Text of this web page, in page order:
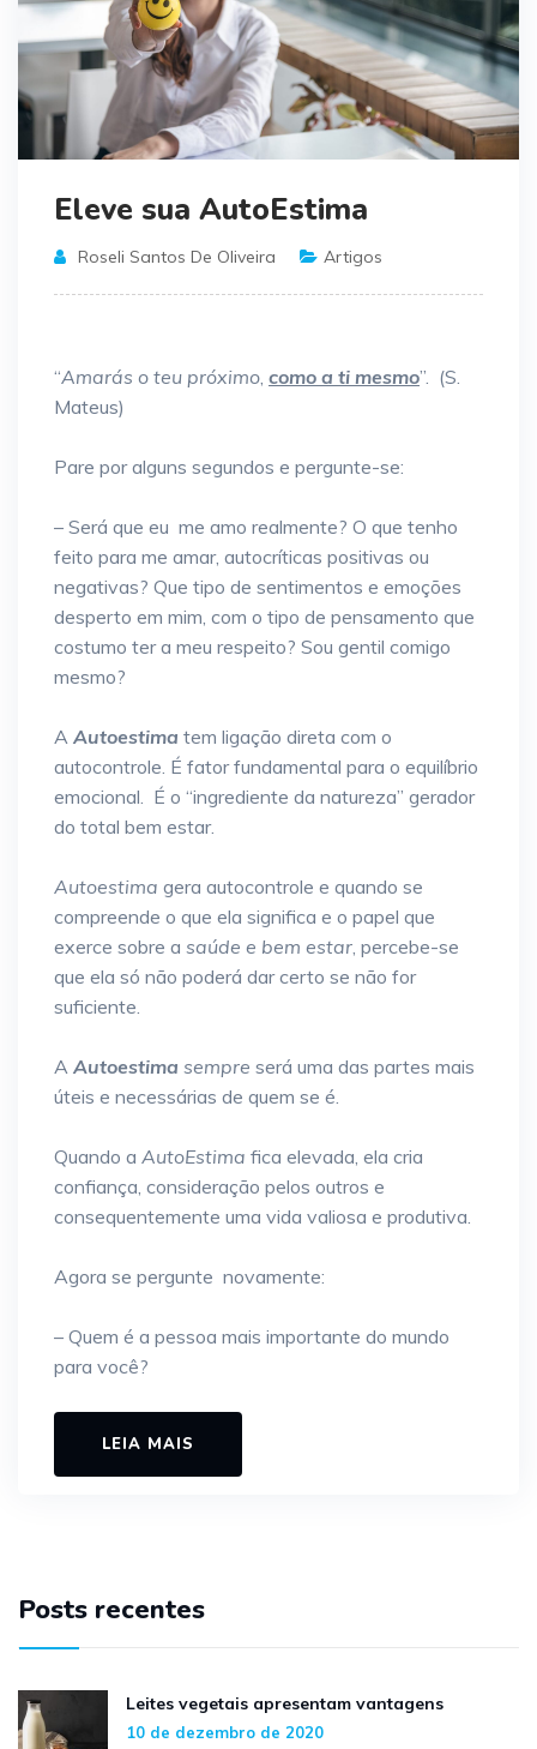
Eleve sua AutoEstima
Roseli Santos De Oliveira Artigos
“Amarás o teu próximo como a ti mesmo”. (S.
Mateus)
Pare por alguns segundos e pergunte-se:
– Será que eu me amo realmente? O que tenho
feito para me amar, autocríticas positivas ou
negativas? Que tipo de sentimentos e emoções
desperto em mim, com o tipo de pensamento que
costumo ter a meu respeito? Sou gentil comigo
mesmo?
A Autoestima tem ligação direta com o
autocontrole. É fator fundamental para o equilíbrio
emocional. É o “ingrediente da natureza” gerador
do total bem estar.
Autoestima gera autocontrole e quando se
compreende o que ela significa e o papel que
exerce sobre a saúde e bem estar , percebe-se
que ela só não poderá dar certo se não for
suficiente.
A Autoestima sempre será uma das partes mais
úteis e necessárias de quem se é.
Quando a AutoEstima fica elevada, ela cria
confiança, consideração pelos outros e
consequentemente uma vida valiosa e produtiva.
Agora se pergunte novamente:
– Quem é a pessoa mais importante do mundo
para você?
LEIA MAIS
Posts recentes
Leites vegetais apresentam vantagens
10 de dezembro de 2020